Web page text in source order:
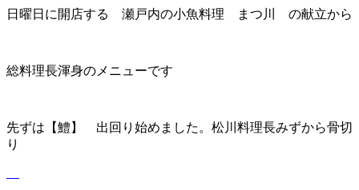
日曜日に開店する 瀬戸内の小魚料理 まつ川 の献立から
総料理長渾身のメニューです
先ずは【鱧】 出回り始めました。松川料理長みずから骨切
り